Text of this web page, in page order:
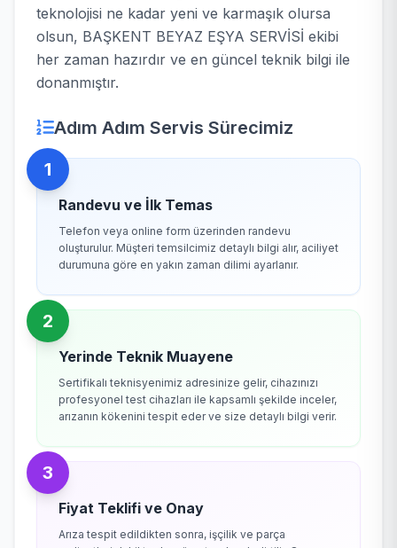
teknolojisi ne kadar yeni ve karmaşık olursa
olsun, BAŞKENT BEYAZ EŞYA SERVİSİ ekibi
her zaman hazırdır ve en güncel teknik bilgi ile
donanmıştır.
Adım Adım Servis Sürecimiz
1
Randevu ve İlk Temas
Telefon veya online form üzerinden randevu
oluşturulur. Müşteri temsilcimiz detaylı bilgi alır, aciliyet
durumuna göre en yakın zaman dilimi ayarlanır.
2
Yerinde Teknik Muayene
Sertifikalı teknisyenimiz adresinize gelir, cihazınızı
profesyonel test cihazları ile kapsamlı şekilde inceler,
arızanın kökenini tespit eder ve size detaylı bilgi verir.
3
Fiyat Teklifi ve Onay
Arıza tespit edildikten sonra, işçilik ve parça